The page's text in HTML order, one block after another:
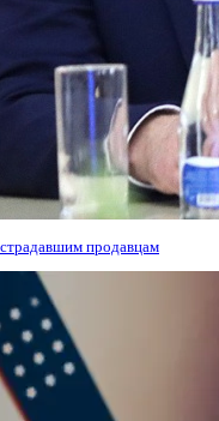
продавцам